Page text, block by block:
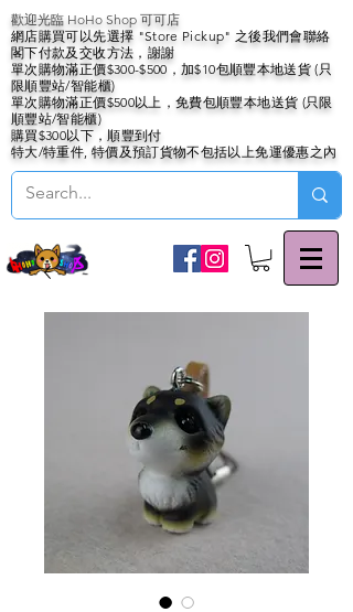
歡迎光臨 HoHo Shop 可可店
網店購買可以先選擇 "Store Pickup" 之後我們會聯絡
閣下付款及交收方法，謝謝
單次購物滿正價$300-$500，加$10包順豐本地送貨 (只
限順豐站/智能櫃)
單次購物滿正價$500以上，免費包順豐本地送貨 (只限
順豐站/智能櫃)
購買$300以下，順豐到付
特大/特重件, 特價及預訂貨物不包括以上免運優惠之內